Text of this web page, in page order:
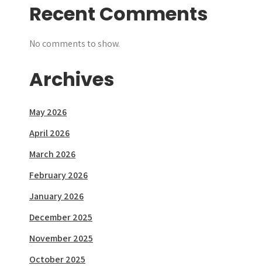
Recent Comments
No comments to show.
Archives
May 2026
April 2026
March 2026
February 2026
January 2026
December 2025
November 2025
October 2025